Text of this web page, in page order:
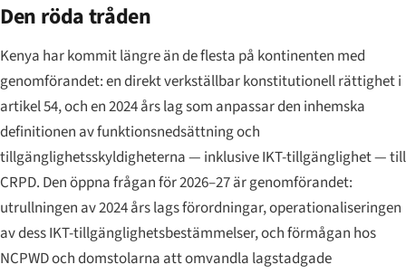
Den röda tråden
Kenya har kommit längre än de flesta på kontinenten med
genomförandet: en direkt verkställbar konstitutionell rättighet i
artikel 54, och en 2024 års lag som anpassar den inhemska
definitionen av funktionsnedsättning och
tillgänglighetsskyldigheterna — inklusive IKT-tillgänglighet — till
CRPD. Den öppna frågan för 2026–27 är genomförandet:
utrullningen av 2024 års lags förordningar, operationaliseringen
av dess IKT-tillgänglighetsbestämmelser, och förmågan hos
NCPWD och domstolarna att omvandla lagstadgade